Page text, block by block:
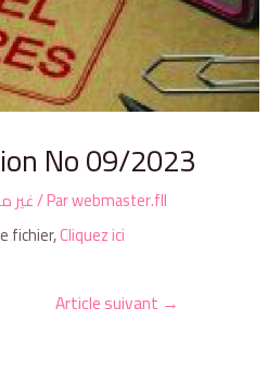
No 09/2023
غير/ Parwebmaster.fll
fichier,Cliquez ici
Article suivant →